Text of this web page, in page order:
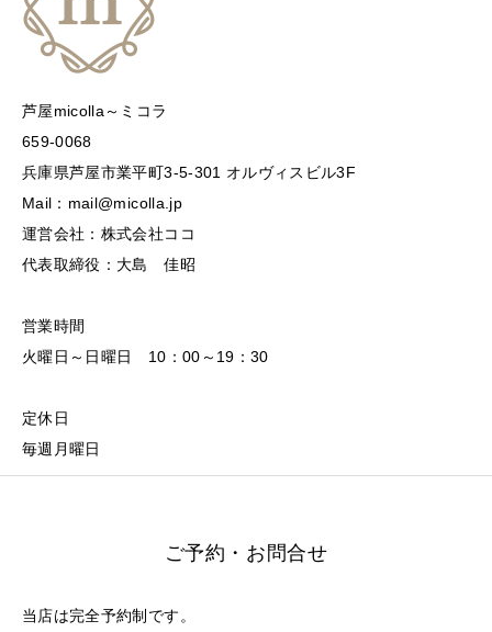
芦屋micolla～ミコラ
659-0068
兵庫県芦屋市業平町3-5-301 オルヴィスビル3F
Mail：mail@micolla.jp
運営会社：株式会社ココ
代表取締役：大島 佳昭
営業時間
火曜日～日曜日 10：00～19：30
定休日
毎週月曜日
ご予約・お問合せ
当店は完全予約制です。